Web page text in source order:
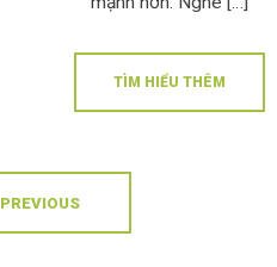
TÌM HIỂU THÊM
PREVIOUS